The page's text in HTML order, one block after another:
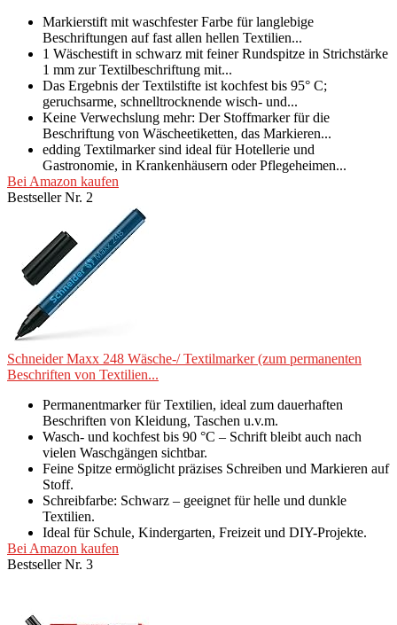
Markierstift mit waschfester Farbe für langlebige
Beschriftungen auf fast allen hellen Textilien...
1 Wäschestift in schwarz mit feiner Rundspitze in Strichstärke
1 mm zur Textilbeschriftung mit...
Das Ergebnis der Textilstifte ist kochfest bis 95° C;
geruchsarme, schnelltrocknende wisch- und...
Keine Verwechslung mehr: Der Stoffmarker für die
Beschriftung von Wäscheetiketten, das Markieren...
edding Textilmarker sind ideal für Hotellerie und
Gastronomie, in Krankenhäusern oder Pflegeheimen...
Bei Amazon kaufen
Bestseller Nr. 2
Schneider Maxx 248 Wäsche-/ Textilmarker (zum permanenten
Beschriften von Textilien...
Permanentmarker für Textilien, ideal zum dauerhaften
Beschriften von Kleidung, Taschen u.v.m.
Wasch- und kochfest bis 90 °C – Schrift bleibt auch nach
vielen Waschgängen sichtbar.
Feine Spitze ermöglicht präzises Schreiben und Markieren auf
Stoff.
Schreibfarbe: Schwarz – geeignet für helle und dunkle
Textilien.
Ideal für Schule, Kindergarten, Freizeit und DIY-Projekte.
Bei Amazon kaufen
Bestseller Nr. 3